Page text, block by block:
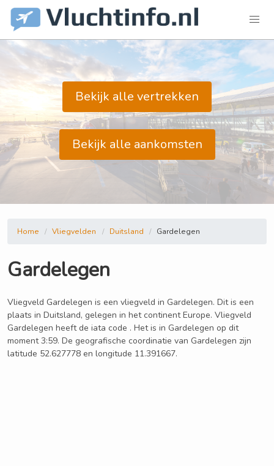
Bekijk alle vertrekken
Bekijk alle aankomsten
Home Vliegvelden Duitsland Gardelegen
Gardelegen
Vliegveld Gardelegen is een vliegveld in Gardelegen. Dit is een
plaats in Duitsland, gelegen in het continent Europe. Vliegveld
Gardelegen heeft de iata code . Het is in Gardelegen op dit
moment 3:59. De geografische coordinatie van Gardelegen zijn
latitude 52.627778 en longitude 11.391667.